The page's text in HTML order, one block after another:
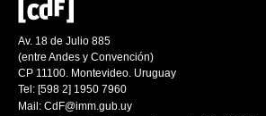
Av. 18 de Julio 885
(entre Andes y Convención)
CP 11100. Montevideo. Uruguay
Tel: [598 2] 1950 7960
Mail: CdF@imm.gub.uy